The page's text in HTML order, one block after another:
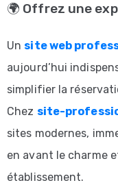
Analysis
Service
SEO
|
Optimisation
de
Site
Web
🌍 Offrez une
Un site web
aujourd’hui
simplifier la
Chez site-
sites modernes,
en avant le charme
établissement.